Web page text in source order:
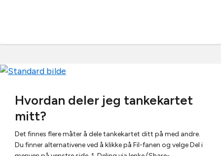
Hvordan deler jeg tankekartet
mitt?
Det finnes flere måter å dele tankekartet ditt på med andre.
Du finner alternativene ved å klikke på Fil-fanen og velge Del i